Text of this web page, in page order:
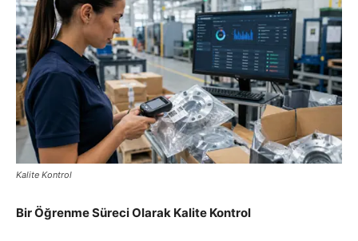
Kalite Kontrol
Bir Öğrenme Süreci Olarak Kalite Kontrol